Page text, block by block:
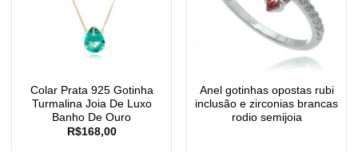
Colar Prata 925 Gotinha
Turmalina Joia De Luxo
Banho De Ouro
R$168,00
Anel gotinhas opostas rubi
inclusão e zirconias brancas
rodio semijoia